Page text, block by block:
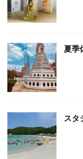
夏季
スタ